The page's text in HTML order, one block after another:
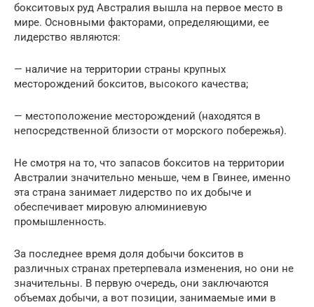
бокситовых руд Австралия вышла на первое место в
мире. Основными факторами, определяющими, ее
лидерство являются:
— наличие на территории страны крупных
месторождений бокситов, высокого качества;
— местоположение месторождений (находятся в
непосредственной близости от морского побережья).
Не смотря на то, что запасов бокситов на территории
Австралии значительно меньше, чем в Гвинее, именно
эта страна занимает лидерство по их добыче и
обеспечивает мировую алюминиевую
промышленность.
За последнее время доля добычи бокситов в
различных странах претерпевала изменения, но они не
значительны. В первую очередь, они заключаются
объемах добычи, а вот позиции, занимаемые ими в